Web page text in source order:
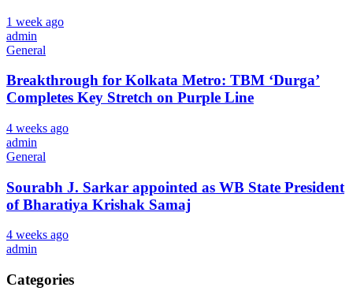
1 week ago
admin
General
Breakthrough for Kolkata Metro: TBM ‘Durga’
Completes Key Stretch on Purple Line
4 weeks ago
admin
General
Sourabh J. Sarkar appointed as WB State President
of Bharatiya Krishak Samaj
4 weeks ago
admin
Categories